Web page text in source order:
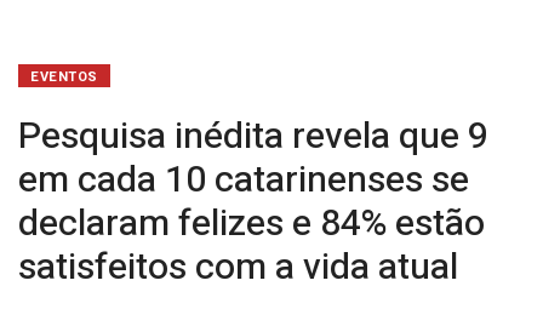
satisfeitos
com
a
vida
atual
EVENTOS
Pesquisa inédita revela que 9
em cada 10 catarinenses se
declaram felizes e 84% estão
satisfeitos com a vida atual